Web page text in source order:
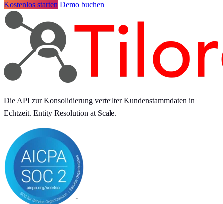
Kostenlos starten Demo buchen
Die API zur Konsolidierung verteilter Kundenstammdaten in
Echtzeit. Entity Resolution at Scale.